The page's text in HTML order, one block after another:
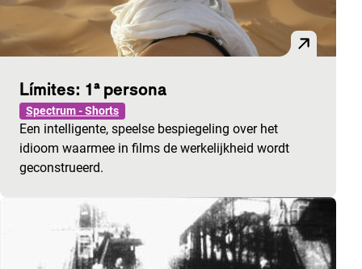
Límites: 1ª persona
Spectrum - Shorts
Een intelligente, speelse bespiegeling over het
idioom waarmee in films de werkelijkheid wordt
geconstrueerd.